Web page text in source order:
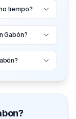
tiempo?
Gabón?